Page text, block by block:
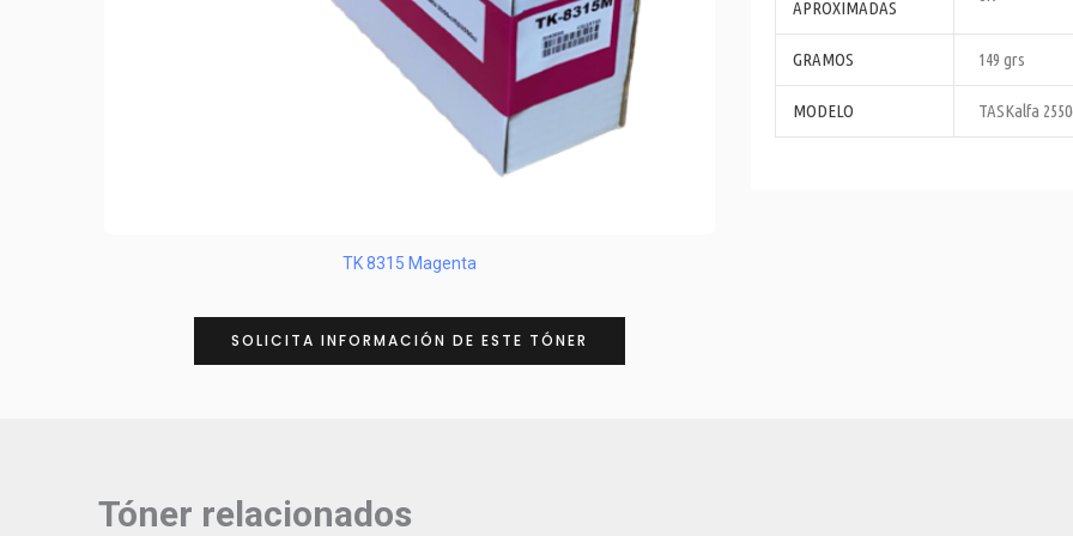
TK 8315 Magenta
SOLICITA INFORMACIÓN DE ESTE TÓNER
APROXIMADAS
GRAMOS 149 grs
MODELO TASKalfa
Tóner relacionados